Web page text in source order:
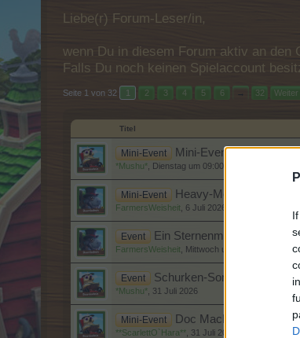
Liebe(r) Forum-Leser/in,
wenn Du in diesem Forum aktiv an den
Falls Du noch keinen Spielaccount
Seite 1 von 32 1 2 3 4 5 6 → 32 Weiter
Titel
Mini-Event Mini-Events
*Mushu* Dienstag um 09:00
Mini-Event Heavy-Metal-Saison
FarmersWeisheit 6 Juli 2026
Event Ein Sternenmeer
FarmersWeisheit Mittwoch um 09:00
Event Schurken-Sommer I- III
*Mushu* 31 Juli 2026
Mini-Event Doc MacBocks
**ScarlettO`Hara** 31 Juli 2026